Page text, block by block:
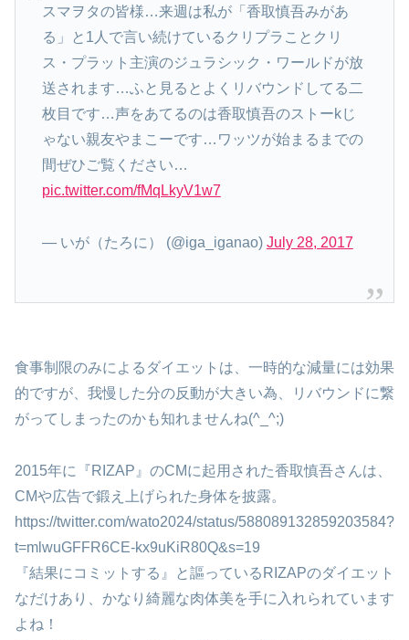
スマヲタの皆様…来週は私が「香取慎吾みがあ
る」と1人で言い続けているクリプラことクリ
ス・プラット主演のジュラシック・ワールドが放
送されます…ふと見るとよくリバウンドしてる二
枚目です…声をあてるのは香取慎吾のストーkじ
ゃない親友やまこーです…ワッツが始まるまでの
間ぜひご覧ください…
pic.twitter.com/fMqLkyV1w7
— いが（たろに） (@iga_iganao) July 28, 2017
食事制限のみによるダイエットは、一時的な減量には効果
的ですが、我慢した分の反動が大きい為、リバウンドに繋
がってしまったのかも知れませんね(^_^;)
2015年に『RIZAP』のCMに起用された香取慎吾さんは、
CMや広告で鍛え上げられた身体を披露。
https://twitter.com/wato2024/status/588089132859203584?
t=mlwuGFFR6CE-kx9uKiR80Q&s=19
『結果にコミットする』と謳っているRIZAPのダイエット
なだけあり、かなり綺麗な肉体美を手に入れられています
よね！